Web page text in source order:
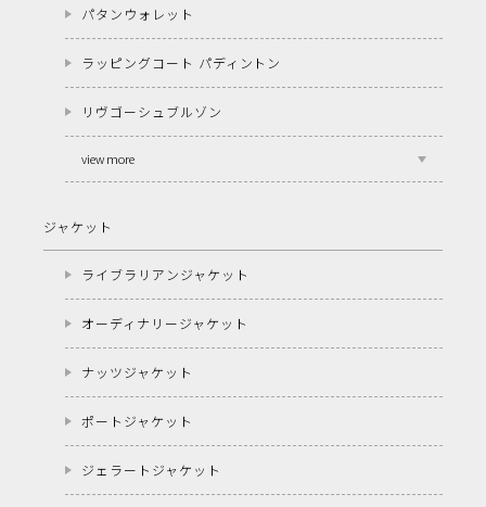
パタンウォレット
ラッピングコート パディントン
リヴゴーシュブルゾン
view more
ジャケット
ライブラリアンジャケット
オーディナリージャケット
ナッツジャケット
ポートジャケット
ジェラートジャケット